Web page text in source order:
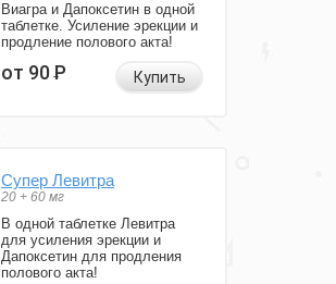
Виагра и Дапоксетин в одной
таблетке. Усиление эрекции и
продление полового акта!
от 90Р Купить
Супер Левитра
20 + 60 мг
В одной таблетке Левитра
для усиления эрекции и
Дапоксетин для продления
полового акта!